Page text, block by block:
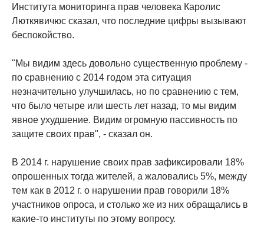
Института мониторинга прав человека Каролис
Люткявичюс сказал, что последние цифры вызывают
беспокойство.
"Мы видим здесь довольно существенную проблему -
по сравнению с 2014 годом эта ситуация
незначительно улучшилась, но по сравнению с тем,
что было четыре или шесть лет назад, то мы видим
явное ухудшение. Видим огромную пассивность по
защите своих прав", - сказал он.
В 2014 г. нарушение своих прав зафиксировали 18%
опрошенных тогда жителей, а жаловались 5%, между
тем как в 2012 г. о нарушении прав говорили 18%
участников опроса, и столько же из них обращались в
какие-то институты по этому вопросу.